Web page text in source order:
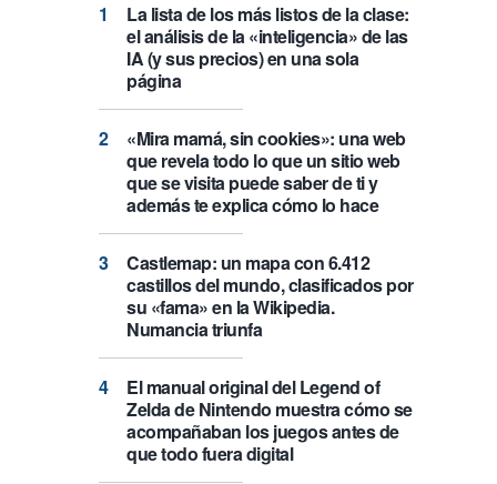
La lista de los más listos de la clase:
el análisis de la «inteligencia» de las
IA (y sus precios) en una sola
página
«Mira mamá, sin cookies»: una web
que revela todo lo que un sitio web
que se visita puede saber de ti y
además te explica cómo lo hace
Castlemap: un mapa con 6.412
castillos del mundo, clasificados por
su «fama» en la Wikipedia.
Numancia triunfa
El manual original del Legend of
Zelda de Nintendo muestra cómo se
acompañaban los juegos antes de
que todo fuera digital